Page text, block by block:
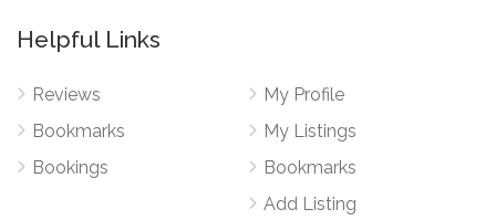
Helpful Links
Reviews
Bookmarks
Bookings
My Profile
My Listings
Bookmarks
Add Listing